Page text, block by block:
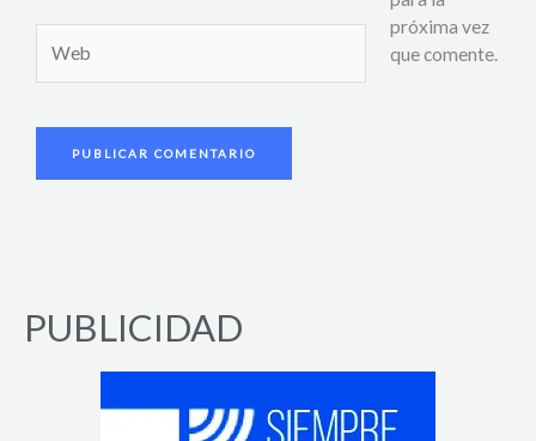
próxima vez
que comente.
PUBLICIDAD